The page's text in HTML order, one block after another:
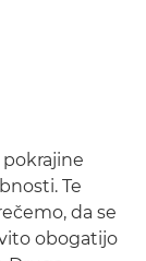
Te
da se
obogatijo